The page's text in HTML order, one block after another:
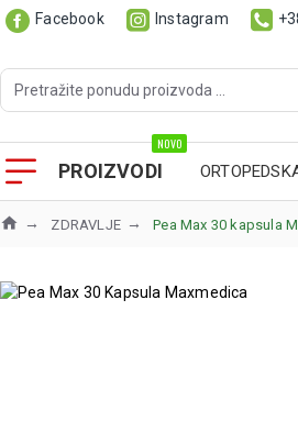
Facebook Instagram
PROIZVODI
NOVO
ZDRAVLJE Pea Max 30 kapsula